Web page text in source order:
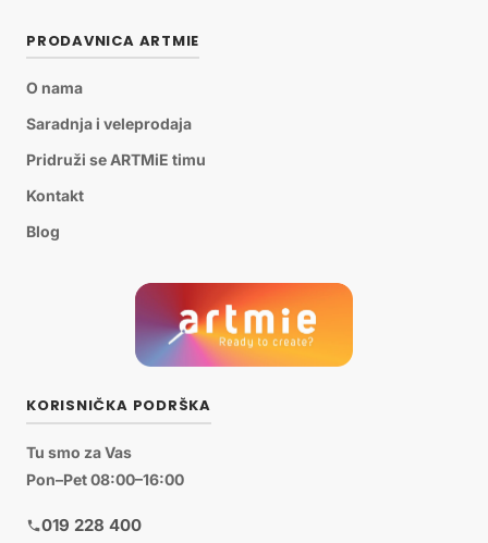
PRODAVNICA ARTMIE
O nama
Saradnja i veleprodaja
Pridruži se ARTMiE timu
Kontakt
Blog
KORISNIČKA PODRŠKA
Tu smo za Vas
Pon–Pet 08:00–16:00
019 228 400